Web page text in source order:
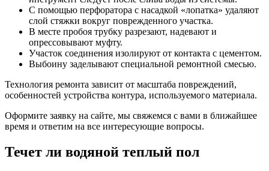
С помощью перфоратора с насадкой «лопатка» удаляют
слой стяжки вокруг поврежденного участка.
В месте пробоя трубку разрезают, надевают и
опрессовывают муфту.
Участок соединения изолируют от контакта с цементом.
Выбоину заделывают специальной ремонтной смесью.
Технология ремонта зависит от масштаба повреждений,
особенностей устройства контура, используемого материала.
Оформите заявку на сайте, мы свяжемся с вами в ближайшее
время и ответим на все интересующие вопросы.
Течет ли водяной теплый пол